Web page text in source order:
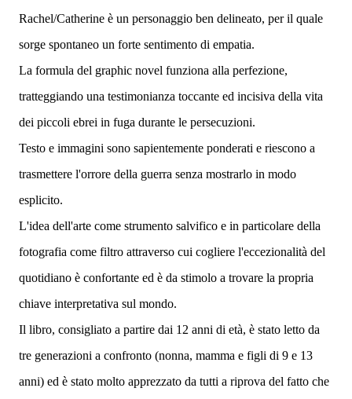
Rachel/Catherine è un personaggio ben delineato, per il quale
sorge spontaneo un forte sentimento di empatia.
La formula del graphic novel funziona alla perfezione,
tratteggiando una testimonianza toccante ed incisiva della vita
dei piccoli ebrei in fuga durante le persecuzioni.
Testo e immagini sono sapientemente ponderati e riescono a
trasmettere l'orrore della guerra senza mostrarlo in modo
esplicito.
L'idea dell'arte come strumento salvifico e in particolare della
fotografia come filtro attraverso cui cogliere l'eccezionalità del
quotidiano è confortante ed è da stimolo a trovare la propria
chiave interpretativa sul mondo.
Il libro, consigliato a partire dai 12 anni di età, è stato letto da
tre generazioni a confronto (nonna, mamma e figli di 9 e 13
anni) ed è stato molto apprezzato da tutti a riprova del fatto che